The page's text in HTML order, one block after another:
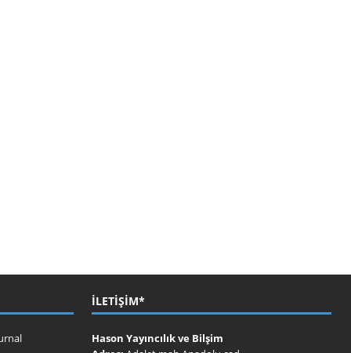
İLETIŞIM*
Hason Yayıncılık ve Bilşim